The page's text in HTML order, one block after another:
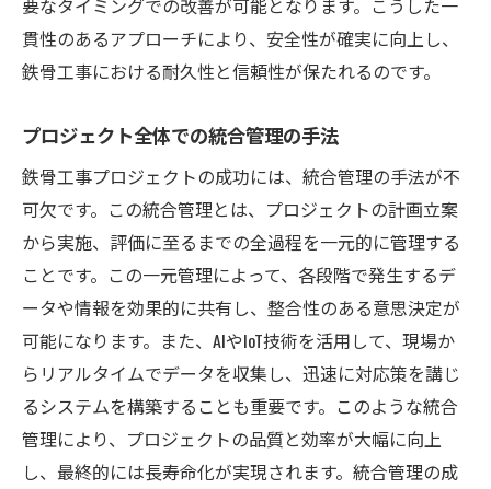
貫性のあるアプローチにより、安全性が確実に向上し、
鉄骨工事における耐久性と信頼性が保たれるのです。
プロジェクト全体での統合管理の手法
鉄骨工事プロジェクトの成功には、統合管理の手法が不
可欠です。この統合管理とは、プロジェクトの計画立案
から実施、評価に至るまでの全過程を一元的に管理する
ことです。この一元管理によって、各段階で発生するデ
ータや情報を効果的に共有し、整合性のある意思決定が
可能になります。また、AIやIoT技術を活用して、現場か
らリアルタイムでデータを収集し、迅速に対応策を講じ
るシステムを構築することも重要です。このような統合
管理により、プロジェクトの品質と効率が大幅に向上
し、最終的には長寿命化が実現されます。統合管理の成